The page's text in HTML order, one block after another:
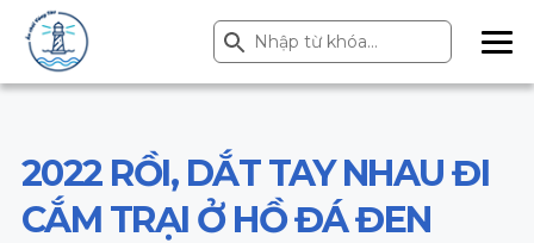
Search
for:
Search Button
ME
NU
2022 RỒI, DẮT TAY NHAU ĐI
CẮM TRẠI Ở HỒ ĐÁ ĐEN